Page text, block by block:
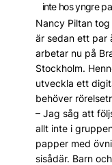
inte hos yngre
Nancy Piltan
är sedan ett par
arbetar nu på
Stockholm.
utveckla ett
behöver
– Jag såg att
allt inte i
papper med
sisådär. Barn